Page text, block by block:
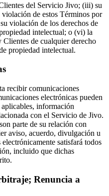
del Servicio Jivo; (iii) su
de estos Términos por
violación de los derechos de
intelectual; o (vi) la
Clientes de cualquier derecho
propiedad intelectual.
recibir comunicaciones
electrónicas pueden
información
con el Servicio de Jivo.
parte de su relación con
aviso, acuerdo, divulgación u
satisfará todos
incluido que dichas
Renuncia a